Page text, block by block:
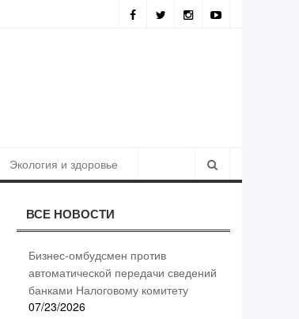
Ташкент обновлён в Yandex Maps
Экология и здоровье
ВСЕ НОВОСТИ
Бизнес-омбудсмен против
автоматической передачи сведений
банками Налоговому комитету
07/23/2026